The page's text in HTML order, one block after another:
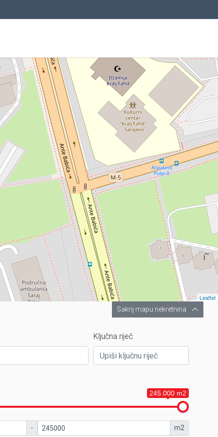
Leaflet
Sakrij mapu nekretnina
Ključna riječ
245.000 m2
- m2